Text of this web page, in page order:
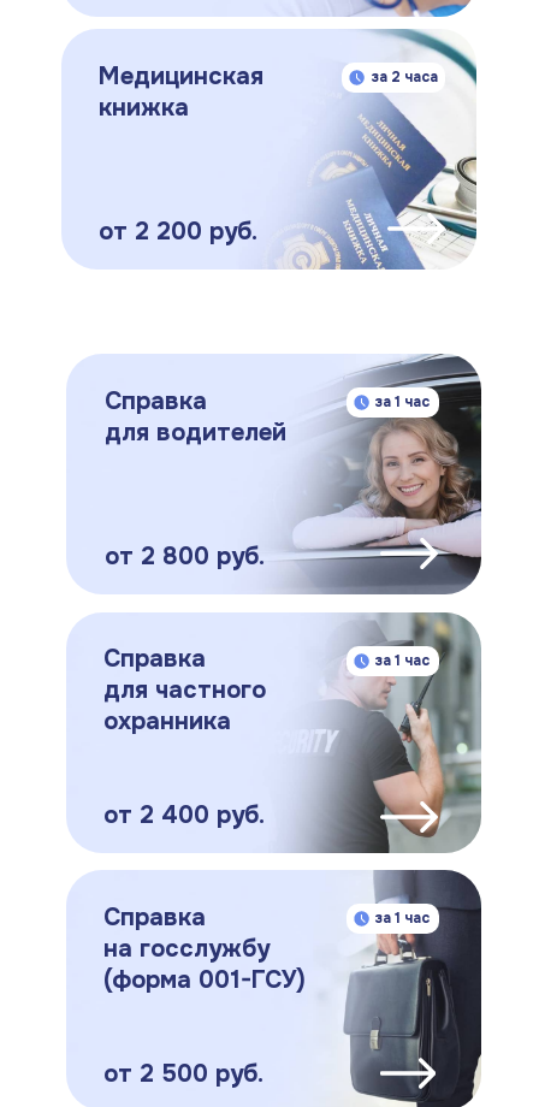
Медицинская
книжка
от 2 200 руб.
за 2 часа
Справка
для водителей
от 2 800 руб.
за 1 час
Справка
для частного
охранника
от 2 400 руб.
за 1 час
Справка
на госслужбу
(форма 001-ГСУ)
от 2 500 руб.
за 1 час